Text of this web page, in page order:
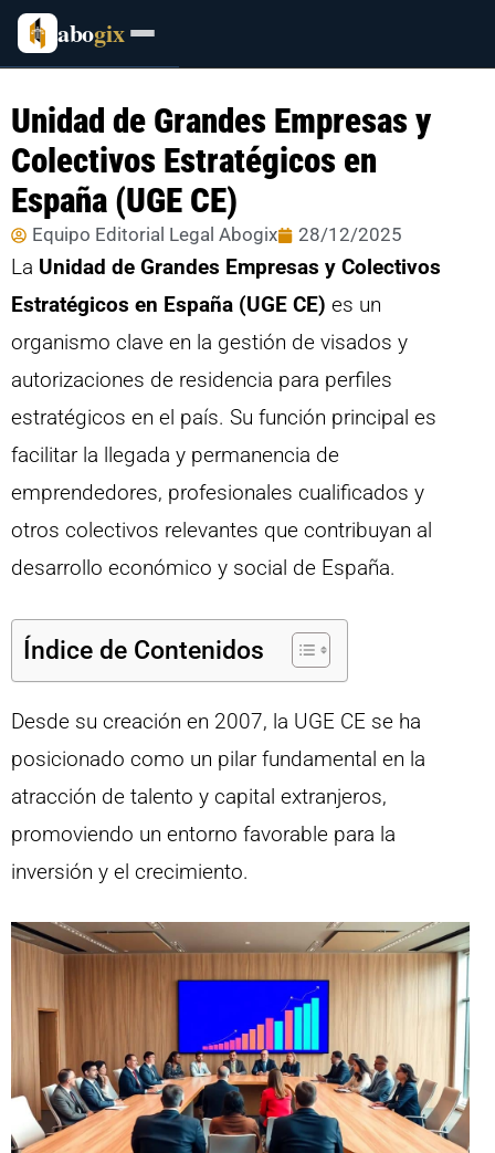
abogix
Unidad de Grandes Empresas y
Colectivos Estratégicos en
España (UGE CE)
Equipo Editorial Legal Abogix 28/12/2025
La Unidad de Grandes Empresas y Colectivos
Estratégicos en España (UGE CE) es un
organismo clave en la gestión de visados y
autorizaciones de residencia para perfiles
estratégicos en el país. Su función principal es
facilitar la llegada y permanencia de
emprendedores, profesionales cualificados y
otros colectivos relevantes que contribuyan al
desarrollo económico y social de España.
Índice de Contenidos
Desde su creación en 2007, la UGE CE se ha
posicionado como un pilar fundamental en la
atracción de talento y capital extranjeros,
promoviendo un entorno favorable para la
inversión y el crecimiento.